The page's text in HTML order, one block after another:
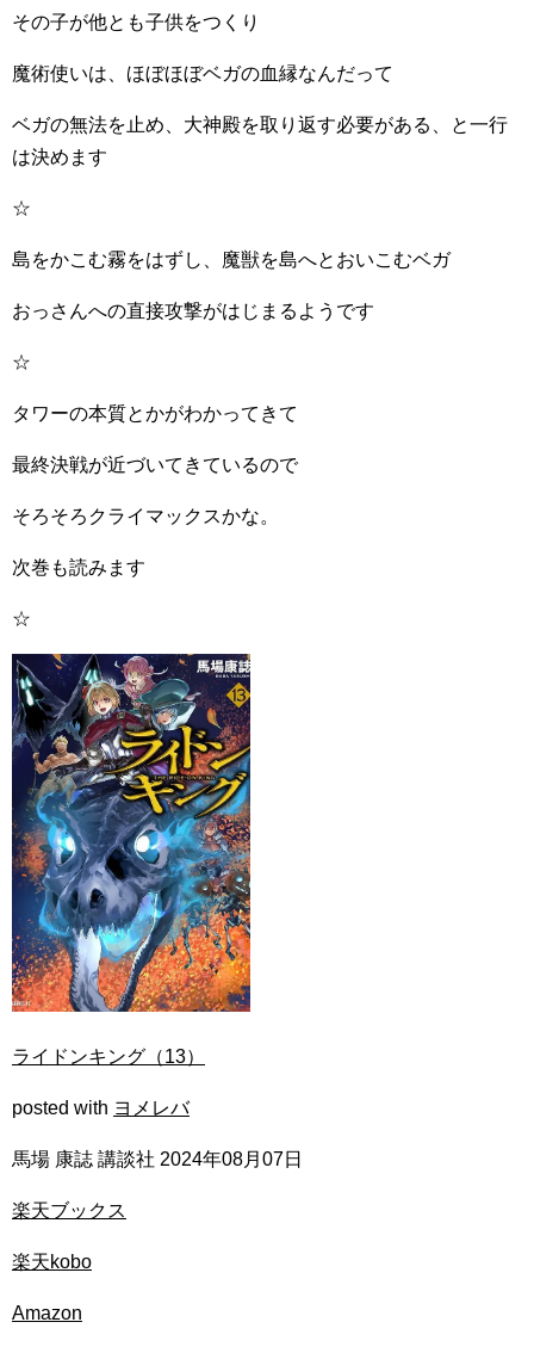
その子が他とも子供をつくり
魔術使いは、ほぼほぼベガの血縁なんだって
ベガの無法を止め、大神殿を取り返す必要がある、と一行
は決めます
☆
島をかこむ霧をはずし、魔獣を島へとおいこむベガ
おっさんへの直接攻撃がはじまるようです
☆
タワーの本質とかがわかってきて
最終決戦が近づいてきているので
そろそろクライマックスかな。
次巻も読みます
☆
ライドンキング（13）
posted with ヨメレバ
馬場 康誌 講談社 2024年08月07日
楽天ブックス
楽天kobo
Amazon